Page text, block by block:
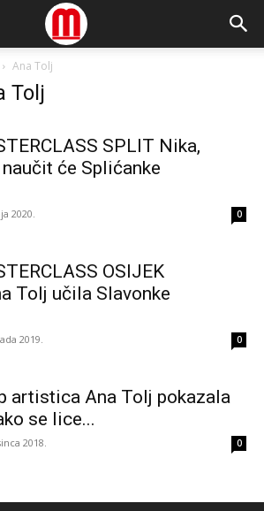
Ana Tolj
Tolj
SPLIT Nika,
će Splićanke
2020. 0
OSIJEK
Tolj učila Slavonke
2019. 0
artistica Ana Tolj pokazala
se lice...
2018. 0